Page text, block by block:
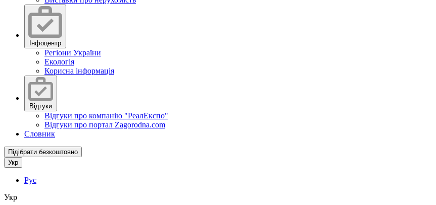
Інфоцентр
Регіони України
Екологія
Корисна інформація
Відгуки
Відгуки про компанію "РеалЕкспо"
Відгуки про портал Zagorodna.com
Словник
Підібрати безкоштовно
Укр
Рус
Укр